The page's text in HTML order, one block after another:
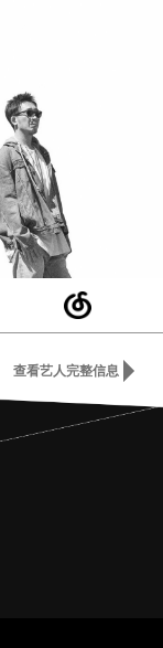
查看艺人完整信息